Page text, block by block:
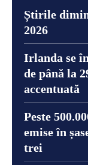
Știrile
2026
Irlanda se
de până la
accentuată
Peste
emise în
trei